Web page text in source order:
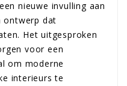
nieuwe invulling aan
ontwerp dat
Het uitgesproken
voor een
om moderne
interieurs te